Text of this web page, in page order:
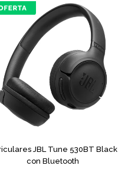
JBL Tune 530BT Black
con Bluetooth